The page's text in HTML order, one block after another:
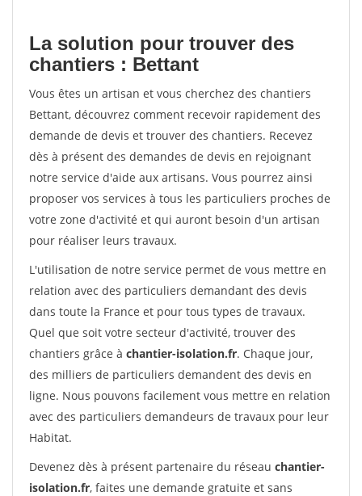
La solution pour trouver des
chantiers : Bettant
Vous êtes un artisan et vous cherchez des chantiers
Bettant, découvrez comment recevoir rapidement des
demande de devis et trouver des chantiers. Recevez
dès à présent des demandes de devis en rejoignant
notre service d'aide aux artisans. Vous pourrez ainsi
proposer vos services à tous les particuliers proches de
votre zone d'activité et qui auront besoin d'un artisan
pour réaliser leurs travaux.
L'utilisation de notre service permet de vous mettre en
relation avec des particuliers demandant des devis
dans toute la France et pour tous types de travaux.
Quel que soit votre secteur d'activité, trouver des
chantiers grâce à chantier-isolation.fr. Chaque jour,
des milliers de particuliers demandent des devis en
ligne. Nous pouvons facilement vous mettre en relation
avec des particuliers demandeurs de travaux pour leur
Habitat.
Devenez dès à présent partenaire du réseau chantier-
isolation.fr, faites une demande gratuite et sans